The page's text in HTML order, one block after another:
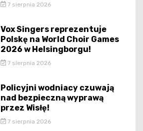
7 sierpnia 2026
Vox Singers reprezentuje
Polskę na World Choir Games
2026 w Helsingborgu!
7 sierpnia 2026
Policyjni wodniacy czuwają
nad bezpieczną wyprawą
przez Wisłę!
7 sierpnia 2026